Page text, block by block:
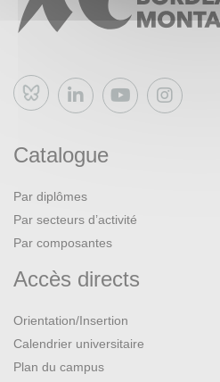
Bluesky
Catalogue
Par diplômes
Par secteurs d’activité
Par composantes
Accès directs
Orientation/Insertion
Calendrier universitaire
Plan du campus